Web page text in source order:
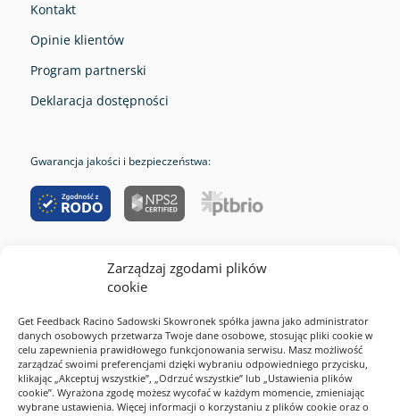
Zarządzaj zgodami plików
cookie
Get Feedback Racino Sadowski Skowronek spółka jawna jako administrator
danych osobowych przetwarza Twoje dane osobowe, stosując pliki cookie w
celu zapewnienia prawidłowego funkcjonowania serwisu. Masz możliwość
zarządzać swoimi preferencjami dzięki wybraniu odpowiedniego przycisku,
klikając „Akceptuj wszystkie”, „Odrzuć wszystkie” lub „Ustawienia plików
cookie”. Wyrażona zgodę możesz wycofać w każdym momencie, zmieniając
wybrane ustawienia. Więcej informacji o korzystaniu z plików cookie oraz o
Kontakt
Opinie klientów
Program partnerski
Deklaracja dostępności
Gwarancja jakości i bezpieczeństwa:
2026 Webankieta
Regulamin serwisu
Polityka prywatności